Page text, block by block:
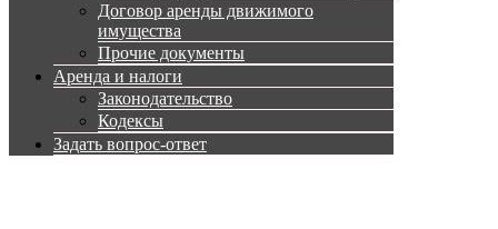
Договор аренды движимого
имущества
Прочие документы
Аренда и налоги
Законодательство
Кодексы
Задать вопрос-ответ